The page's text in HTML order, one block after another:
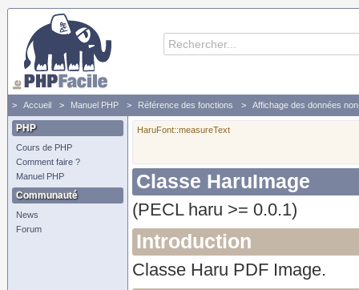
Accueil Manuel PHP Référence des fonctions Affichage des données
PHP
Cours de PHP
Comment faire ?
Manuel PHP
Communauté
News
Forum
HaruFont::measureText
Classe HaruImage
(PECL haru >= 0.0.1)
Introduction
Classe Haru PDF Image.